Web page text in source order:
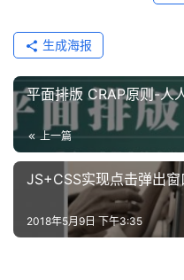
生成海报
平面排版 CRAP原则-人
上一篇
JS+CSS实现点击弹出窗
2018年5月9日 下午3:35